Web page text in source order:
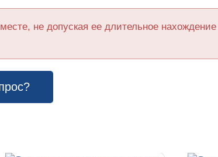
не допуская ее длительное